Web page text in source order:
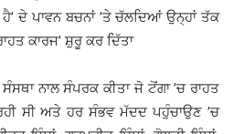
ਦੇ ਪਾਵਨ ਬਚਨਾਂ ’ਤੇ ਚੱਲਦਿਆਂ ਉਨ੍ਹਾਂ ਤੱਕ
ਕਾਰਜ’ ਸ਼ੁਰੂ ਕਰ ਦਿੱਤਾ
ਨਾਲ ਸੰਪਰਕ ਕੀਤਾ ਜੋ ਟੋਂਗਾ ’ਚ ਰਾਹਤ
ਸੀ ਅਤੇ ਹਰ ਸੰਭਵ ਮੱਦਦ ਪਹੁੰਚਾਉਣ ’ਚ